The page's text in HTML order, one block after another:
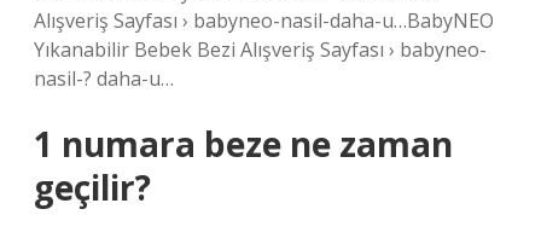
Alışveriş Sayfası › babyneo-nasil-daha-u…BabyNEO
Yıkanabilir Bebek Bezi Alışveriş Sayfası › babyneo-
nasil-? daha-u…
1 numara beze ne zaman
geçilir?